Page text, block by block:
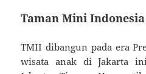
Taman Mini
TMII dibangun pada era
wisata anak di Jakarta